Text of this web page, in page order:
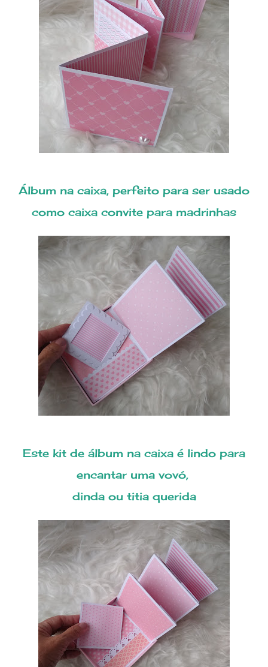
Álbum na caixa, perfeito para ser usado
como caixa convite para madrinhas
Este kit de álbum na caixa é lindo para
encantar uma vovó,
dinda ou titia querida